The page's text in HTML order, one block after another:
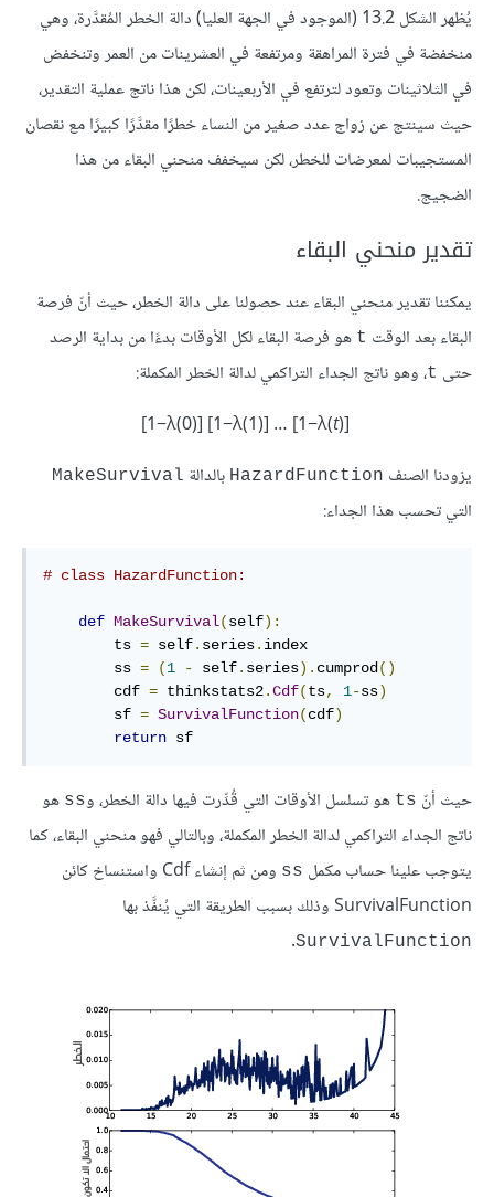
يُظهر الشكل 13.2 (الموجود في الجهة العليا) دالة الخطر المُقدَّرة، وهي
منخفضة في فترة المراهقة ومرتفعة في العشرينات من العمر وتنخفض
في الثلاثينات وتعود لترتفع في الأربعينات، لكن هذا ناتج عملية التقدير،
حيث سينتج عن زواج عدد صغير من النساء خطرًا مقدَّرًا كبيرًا مع نقصان
المستجيبات لمعرضات للخطر، لكن سيخفف منحني البقاء من هذا
الضجيج.
تقدير منحني البقاء
يمكننا تقدير منحني البقاء عند حصولنا على دالة الخطر، حيث أنّ فرصة
البقاء بعد الوقت t هو فرصة البقاء لكل الأوقات بدءًا من بداية الرصد
حتى t، وهو ناتج الجداء التراكمي لدالة الخطر المكملة:
[1−λ(0)] [1−λ(1)] … [1−λ(t)]
يزودنا الصنف HazardFunction بالدالة MakeSurvival
التي تحسب هذا الجداء:
# class HazardFunction:
def MakeSurvival(self):
        ts
= self. series. index
        ss
= (1 - self. series). cumprod ()
        cdf
= thinkstats2.Cdf(ts, 1-ss)
        sf
= SurvivalFunction(cdf)
return sf
حيث أنّ ts هو تسلسل الأوقات التي قُدِّرت فيها دالة الخطر، وss هو
ناتج الجداء التراكمي لدالة الخطر المكملة، وبالتالي فهو منحني البقاء، كما
يتوجب علينا حساب مكمل ss
ومن ثم إنشاء Cdf واستنساخ كائن
SurvivalFunction وذلك بسبب الطريقة التي يُنفَّذ بها
SurvivalFunction
.